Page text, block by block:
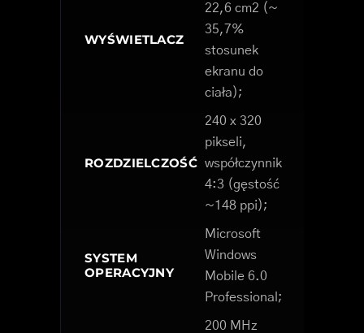
WYŚWIETLACZ
22,6 cm2 (~
35,7%
stosunek
ekranu do
ciała);
ROZDZIELCZOŚĆ
240 x 320
pikseli,
współczynnik
4:3 (gęstość
~148 ppi);
SYSTEM
OPERACYJNY
Microsoft
Windows
Mobile 6.0
Professional;
200 MHz